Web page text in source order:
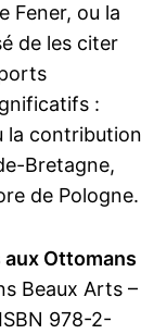
Fener, ou la
de les citer
:
la contribution
Bretagne,
de Pologne.
aux Ottomans
Beaux Arts –
978-2-